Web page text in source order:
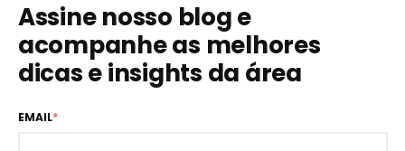
Assine nosso blog e
acompanhe as melhores
dicas e insights da área
EMAIL*